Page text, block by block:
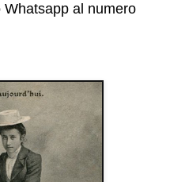
al numero